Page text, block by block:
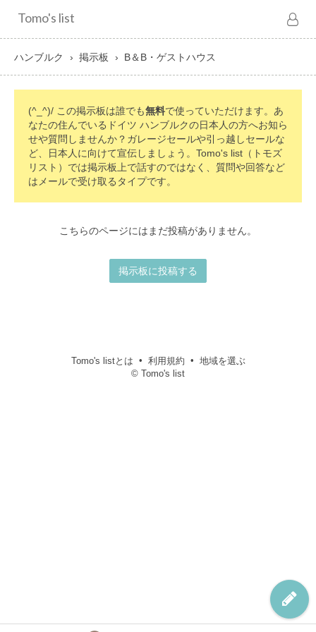
Tomo's list
ハンブルク 掲示板 B＆B・ゲストハウス
(^_^)/ この掲示板は誰でも無料で使っていただけます。あ
なたの住んでいるドイツ ハンブルクの日本人の方へお知ら
せや質問しませんか？ガレージセールや引っ越しセールな
ど、日本人に向けて宣伝しましょう。Tomo's list（トモズ
リスト）では掲示板上で話すのではなく、質問や回答など
はメールで受け取るタイプです。
こちらのページにはまだ投稿がありません。
掲示板に投稿する
Tomo's listとは 利用規約
地域を選ぶ
© Tomo's list